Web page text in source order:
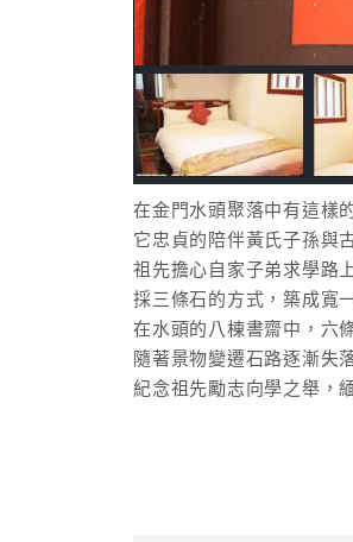
在金門水頭聚落中有這樣
它忠貞的陪伴黃氏子孫與
祖先擔心自家子弟求學路
採三條石的方式，築成寬
在水頭的八棟書齋中，六
隨著景物變遷石路逐漸失
紀念祖先勵志向學之舉，